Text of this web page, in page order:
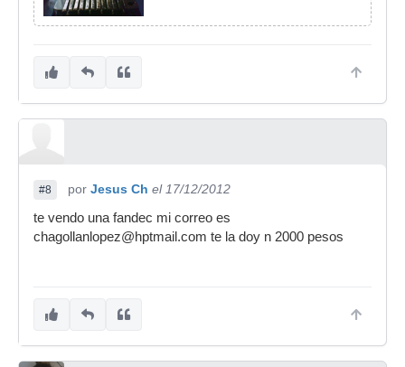
#8 por Jesus Ch el 17/12/2012
te vendo una fandec mi correo es
chagollanlopez@hptmail.com te la doy n 2000 pesos